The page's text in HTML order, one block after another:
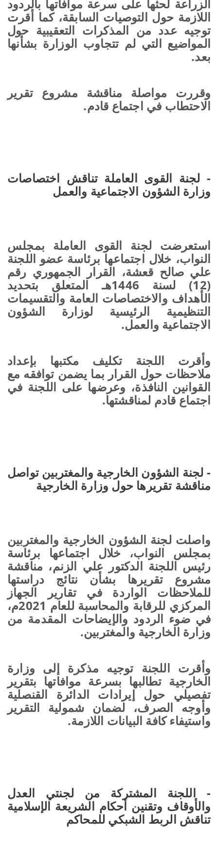
الزراعة لحثها على سرعة موافاتها بالردود
اللازمة حول التوصيات السابقة، كما أقرت
توجيه عدد من المذكرات التعقيبية حول
المواضيع التي لم تتجاوب الوزارة بشأنها
بعد.
وقررت مواصلة مناقشة مشروع تقرير
الاحتطاب في اجتماع قادم.
- لجنة القوى العاملة تناقش اختصاصات
وزارة الشؤون الاجتماعية والعمل
استعرضت لجنة القوى العاملة بمجلس
النواب، خلال اجتماعها برئاسة عضو اللجنة
علي صالح قعشة، القرار الجمهوري رقم
(12) لسنة 1446هـ المتعلق بتحديد
الأهداف والاختصاصات العامة والتقسيمات
التنظيمية الرئيسية لوزارة الشؤون
الاجتماعية والعمل.
وأقرت اللجنة تكليف مكتبها بإعداد
ملاحظات حول القرار بما يضمن توافقه مع
القوانين النافذة، وعرضها على اللجنة في
اجتماع قادم لمناقشتها.
- لجنة الشؤون الخارجية والمغتربين تواصل
مناقشة تقريرها حول وزارة الخارجية
واصلت لجنة الشؤون الخارجية والمغتربين
بمجلس النواب، خلال اجتماعها برئاسة
رئيس اللجنة الدكتور علي الزنم، مناقشة
مشروع تقريرها بشأن نتائج دراستها
للملاحظات الواردة في تقارير الجهاز
المركزي للرقابة والمحاسبة للعام 2021م،
في ضوء الردود والإيضاحات المقدمة من
وزارة الخارجية والمغتربين.
وأقرت اللجنة توجيه مذكرة إلى وزارة
الخارجية تطالبها بسرعة موافاتها بتقرير
تفصيلي حول إيرادات الدائرة القنصلية
وأوجه الصرف، لضمان شمولية التقرير
واستيفاء كافة البيانات اللازمة.
- اللجنة المشتركة من لجنتي العدل
والأوقاف وتقنين أحكام الشريعة الإسلامية
تناقش الربط الشبكي للمحاكم